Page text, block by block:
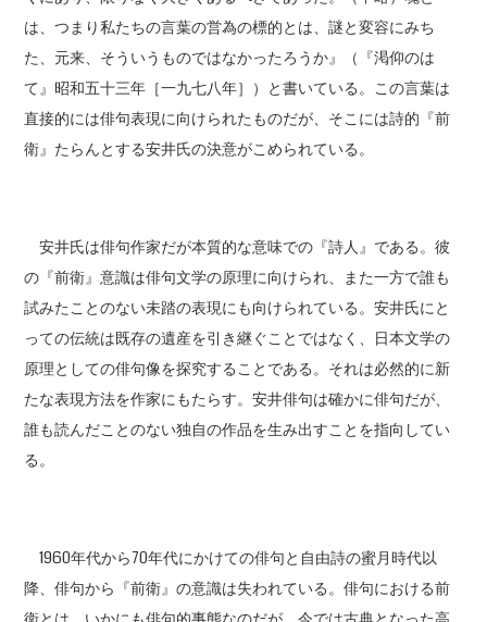
は、つまり私たちの言葉の営為の標的とは、謎と変容にみち
た、元来、そういうものではなかったろうか』（『渇仰のは
て』昭和五十三年［一九七八年］）と書いている。この言葉は
直接的には俳句表現に向けられたものだが、そこには詩的『前
衛』たらんとする安井氏の決意がこめられている。
安井氏は俳句作家だが本質的な意味での『詩人』である。彼
の『前衛』意識は俳句文学の原理に向けられ、また一方で誰も
試みたことのない未踏の表現にも向けられている。安井氏にと
っての伝統は既存の遺産を引き継ぐことではなく、日本文学の
原理としての俳句像を探究することである。それは必然的に新
たな表現方法を作家にもたらす。安井俳句は確かに俳句だが、
誰も読んだことのない独自の作品を生み出すことを指向してい
る。
1960年代から70年代にかけての俳句と自由詩の蜜月時代以
降、俳句から『前衛』の意識は失われている。俳句における前